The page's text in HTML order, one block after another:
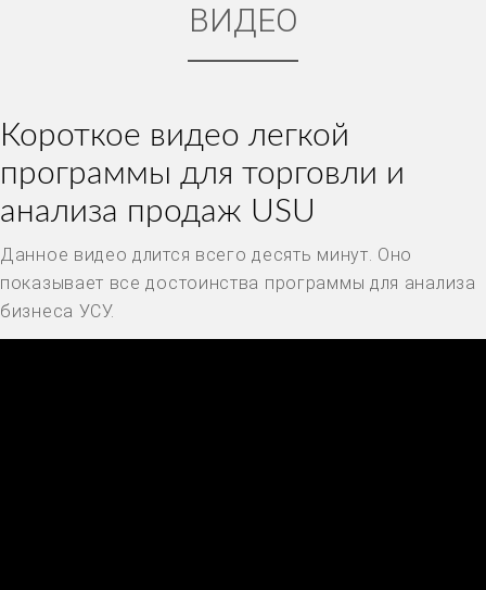
ВИДЕО
Короткое видео легкой
программы для торговли и
анализа продаж USU
Данное видео длится всего десять минут. Оно
показывает все достоинства программы для анализа
бизнеса УСУ.